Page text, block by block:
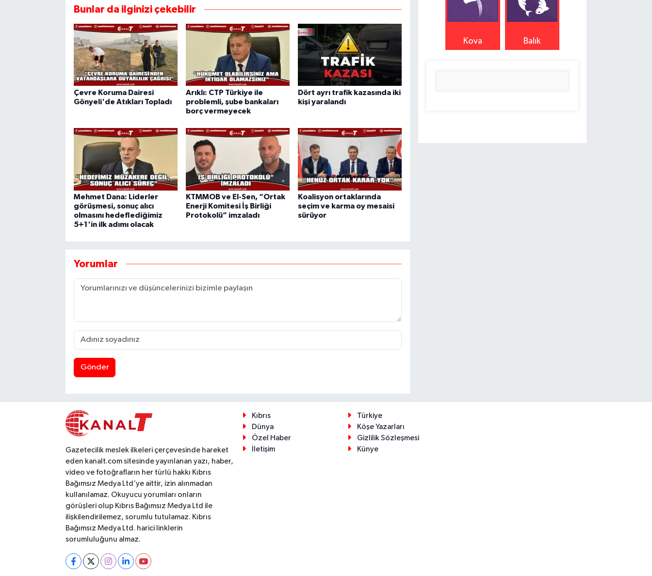
Bunlar da ilginizi çekebilir
Çevre Koruma Dairesi
Gönyeli'de Atıkları Topladı
Arıklı: CTP Türkiye ile
problemli, şube bankaları
borç vermeyecek
Dört ayrı trafik kazasında iki
kişi yaralandı
Mehmet Dana: Liderler
görüşmesi, sonuç alıcı
olmasını hedeflediğimiz
5+1'in ilk adımı olacak
KTMMOB ve El-Sen, “Ortak
Enerji Komitesi İş Birliği
Protokolü” imzaladı
Koalisyon ortaklarında
seçim ve karma oy mesaisi
sürüyor
Yorumlar
Gönder
Kova Balık
Gazetecilik meslek ilkeleri çerçevesinde hareket
eden kanalt.com sitesinde yayınlanan yazı, haber,
video ve fotoğrafların her türlü hakkı Kıbrıs
Bağımsız Medya Ltd'ye aittir, izin alınmadan
kullanılamaz. Okuyucu yorumları onların
görüşleri olup Kıbrıs Bağımsız Medya Ltd ile
ilişkilendirilemez, sorumlu tutulamaz. Kıbrıs
Bağımsız Medya Ltd. harici linklerin
sorumluluğunu almaz.
Kıbrıs
Türkiye
Dünya
Köşe Yazarları
Özel Haber
Gizlilik Sözleşmesi
İletişim
Künye